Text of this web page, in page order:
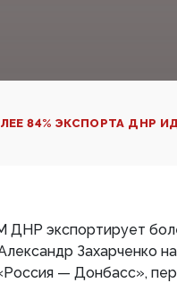
84% ЭКСПОРТА ДНР
ДНР экспортирует
Захарченко на
— Донбасс»,